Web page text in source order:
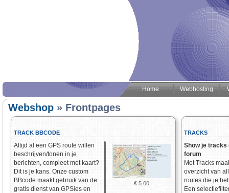
Home Webhosting
Webshop » Frontpages
TRACK BBCODE
Altijd al een GPS route willen
beschrijven/tonen in je
berichten, compleet met kaart?
Dit is je kans. Onze custom
BBcode maakt gebruik van de
gratis dienst van GPSies en
€ 5.00
TRACKS
Show je tracks
forum
Met Tracks
overzicht van
routes die je
Een